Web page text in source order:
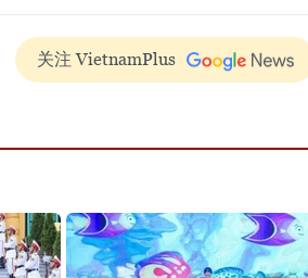
关注 VietnamPlus